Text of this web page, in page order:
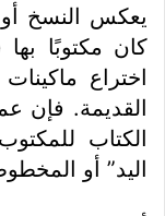
يعكس النسخ
كان مكتوبًا
اختراع
القديمة. فإن
الكتاب
اليد” أو